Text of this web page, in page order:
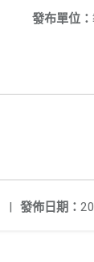
發布單位：
發佈日期：
|